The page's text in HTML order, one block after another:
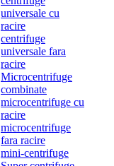
universale cu
racire
centrifuge
universale fara
racire
Microcentrifuge
combinate
microcentrifuge cu
racire
microcentrifuge
fara racire
mini-centrifuge